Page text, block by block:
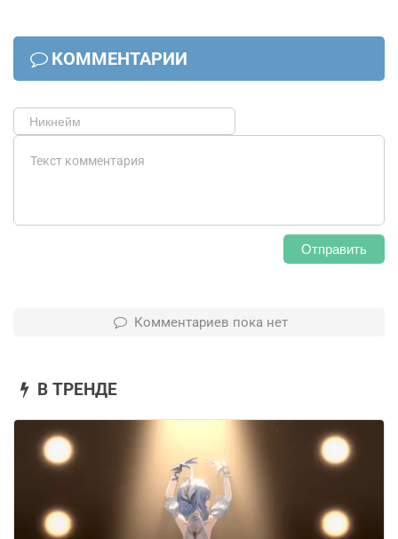
КОММЕНТАРИИ
Отправить
Комментариев пока нет
В ТРЕНДЕ